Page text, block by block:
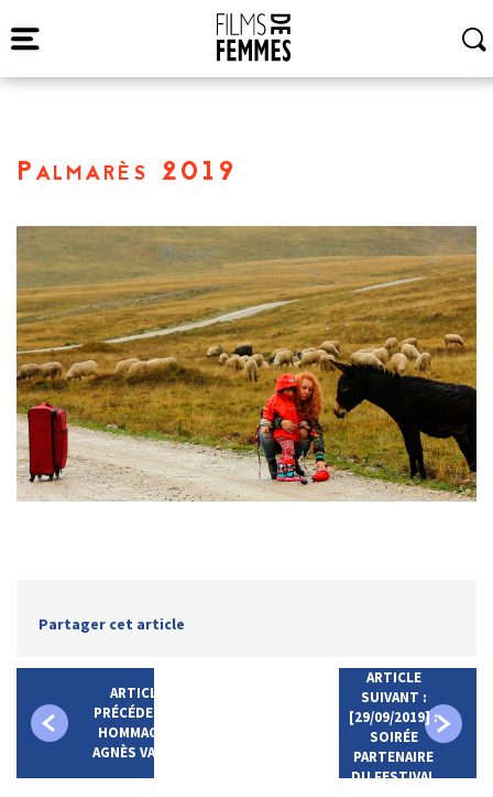
Palmarès 2019
Partager cet article
ARTICLE
PRÉCÉDENT :
HOMMAGE À
AGNÈS VARDA
ARTICLE
SUIVANT :
[29/09/2019] :
SOIRÉE
PARTENAIRE
DU FESTIVAL